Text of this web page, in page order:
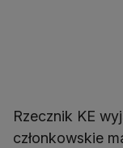
Rzecznik KE
członkowskie